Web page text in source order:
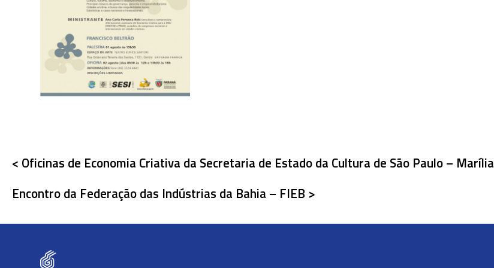
< Oficinas de Economia Criativa da Secretaria de Estado da Cultura de São Paulo – Marília
Encontro da Federação das Indústrias da Bahia – FIEB >